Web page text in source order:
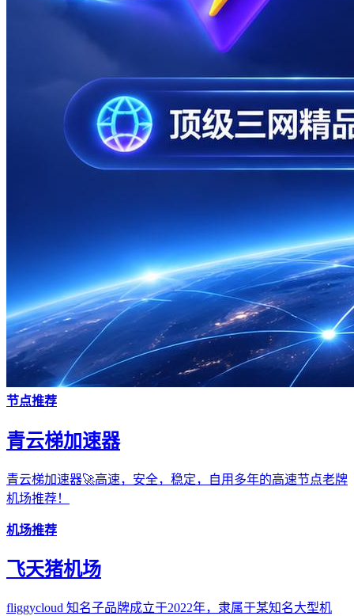
节点推荐
青云梯加速器
青云梯加速器🚀高速，安全，稳定，自用多年的高速节点老牌
机场推荐！
机场推荐
飞天猪机场
fliggycloud 知名子品牌成立于2022年，隶属于某知名大型机